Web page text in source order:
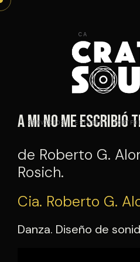
Saltar
SERVICIOS ESTUDIO
CA
A mi no me escribió
de Roberto G.
Rosich.
Cia. Roberto G.
Danza. Diseño de